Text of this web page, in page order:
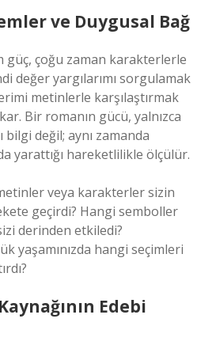
ve Duygusal Bağ
çoğu zaman karakterlerle
değer yargılarımı sorgulamak
metinlerle karşılaştırmak
Bir romanın gücü, yalnızca
bilgi değil; aynı zamanda
yarattığı hareketlilikle ölçülür.
veya karakterler sizin
geçirdi? Hangi semboller
derinden etkiledi?
yaşamınızda hangi seçimleri
Edebi